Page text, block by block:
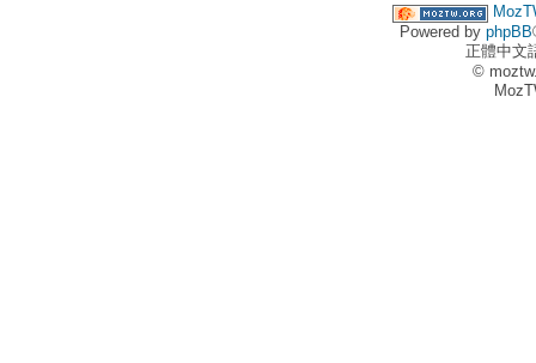
Powered by phpBB
正體中文
©